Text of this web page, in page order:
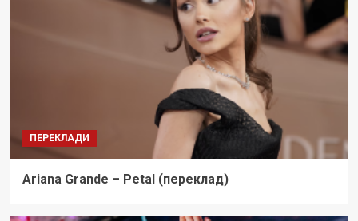
ПЕРЕКЛАДИ
Ariana Grande – Petal (переклад)